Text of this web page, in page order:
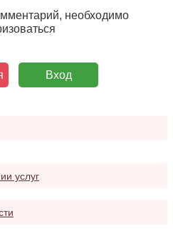
необходимо
Вход
услуг